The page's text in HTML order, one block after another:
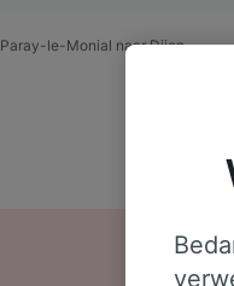
Paray-le-Monial naar Dijon